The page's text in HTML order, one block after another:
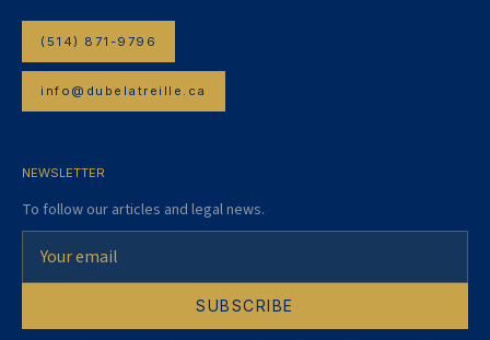
(514) 871-9796
info@dubelatreille.ca
NEWSLETTER
To follow our articles and legal news.